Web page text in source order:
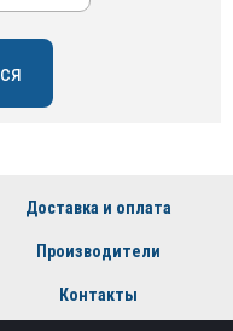
Доставка и оплата
Производители
Контакты